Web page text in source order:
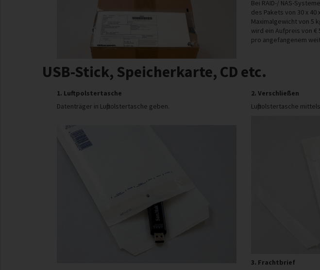
Bei RAID-/ NAS-
des Pakets von 30 x
Maximalgewicht von 5
wird ein Aufpreis von €
pro angefangenem
USB-Stick, Speicherkarte, CD etc.
1. Luftpolstertasche
Datenträger in Luftpolstertasche geben.
2. Verschließen
Luftpolstertasche
3. Frachtbrief